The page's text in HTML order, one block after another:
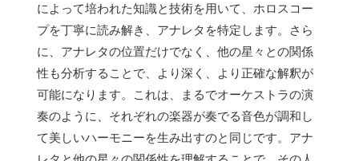
によって培われた知識と技術を用いて、ホロスコー
プを丁寧に読み解き、アナレタを特定します。さら
に、アナレタの位置だけでなく、他の星々との関係
性も分析することで、より深く、より正確な解釈が
可能になります。これは、まるでオーケストラの演
奏のように、それぞれの楽器が奏でる音色が調和し
て美しいハーモニーを生み出すのと同じです。アナ